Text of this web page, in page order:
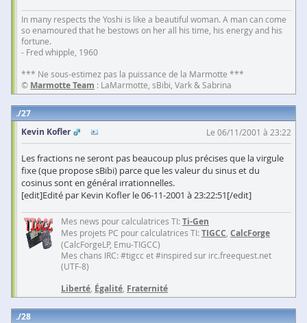
In many respects the Yoshi is like a beautiful woman. A man can come
so enamoured that he bestows on her all his time, his energy and his
fortune.
- Fred whipple, 1960
*** Ne sous-estimez pas la puissance de la Marmotte ***
© Marmotte Team : LaMarmotte, sBibi, Vark & Sabrina
27
Kevin Kofler
Le 06/11/2001 à 23:22
Les fractions ne seront pas beaucoup plus précises que la virgule
fixe (que propose sBibi) parce que les valeur du sinus et du
cosinus sont en général irrationnelles.
[edit]Edité par Kevin Kofler le 06-11-2001 à 23:22:51[/edit]
Mes news pour calculatrices TI: Ti-Gen
Mes projets PC pour calculatrices TI: TIGCC CalcForge
(CalcForgeLP, Emu-TIGCC)
Mes chans IRC: #tigcc et #inspired sur irc.freequest.net
(UTF-8)
Liberté Égalité Fraternité
28